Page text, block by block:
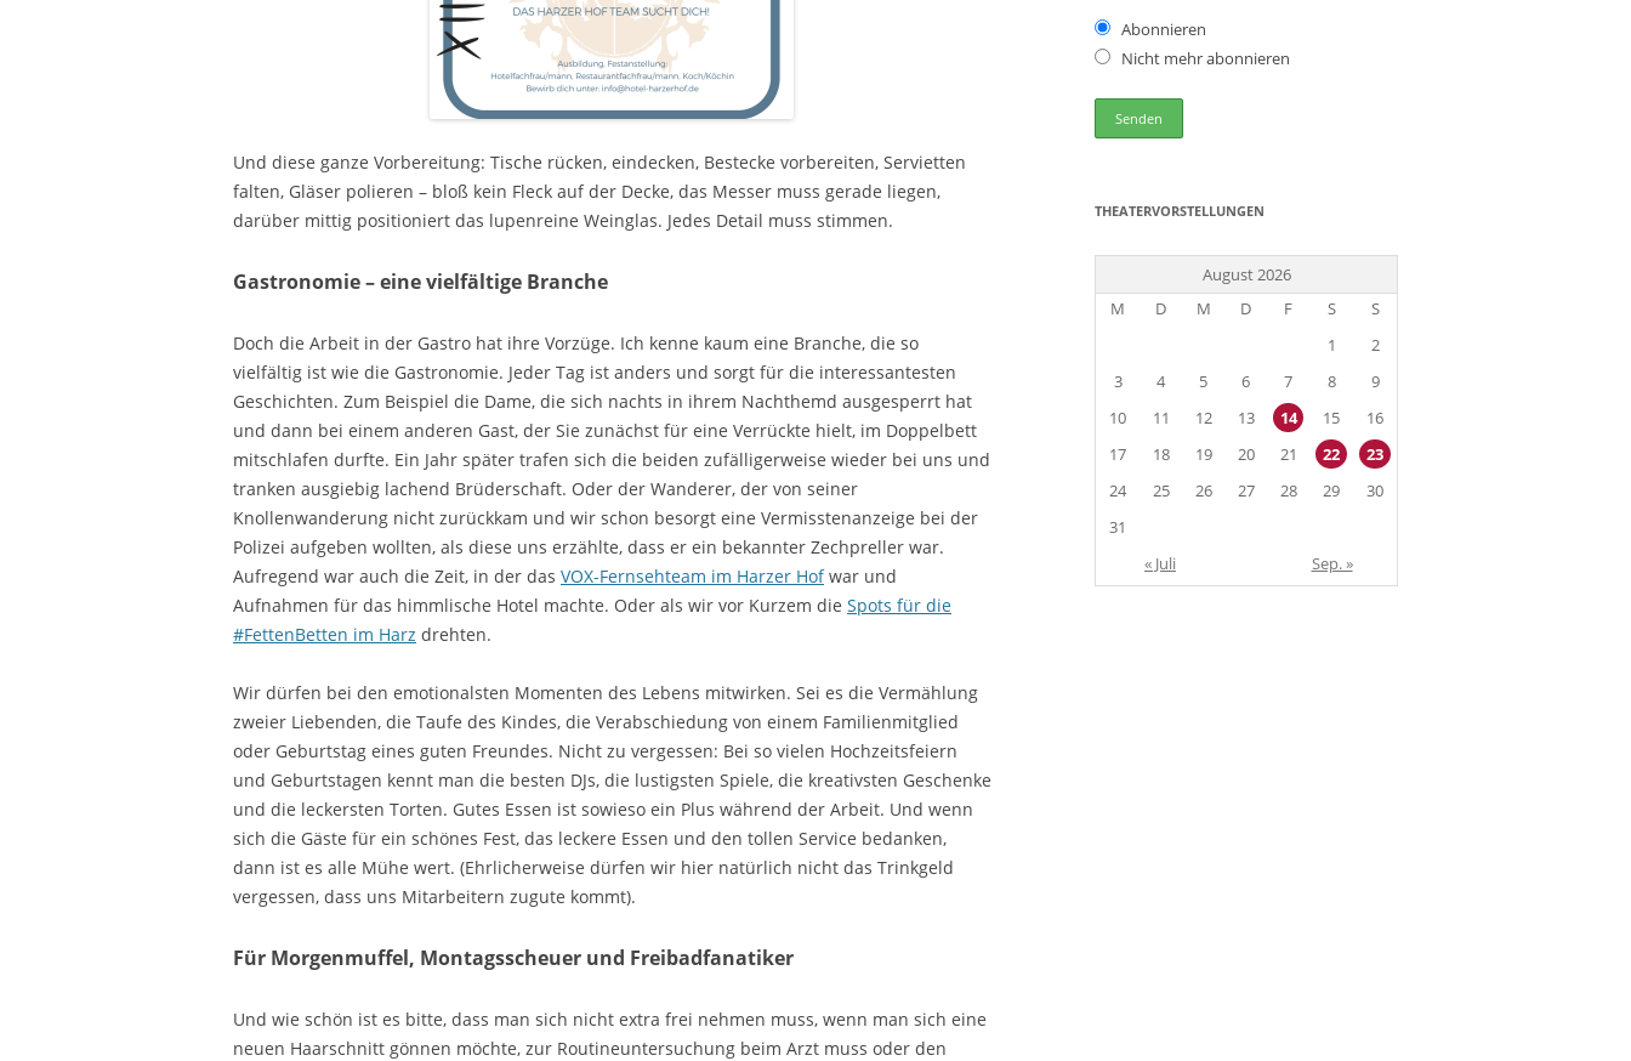
Und diese ganze Vorbereitung: Tische rücken, eindecken, Bestecke vorbereiten, Servietten
falten, Gläser polieren – bloß kein Fleck auf der Decke, das Messer muss gerade liegen,
darüber mittig positioniert das lupenreine Weinglas. Jedes Detail muss stimmen.
Gastronomie – eine vielfältige Branche
Doch die Arbeit in der Gastro hat ihre Vorzüge. Ich kenne kaum eine Branche, die so
vielfältig ist wie die Gastronomie. Jeder Tag ist anders und sorgt für die interessantesten
Geschichten. Zum Beispiel die Dame, die sich nachts in ihrem Nachthemd ausgesperrt hat
und dann bei einem anderen Gast, der Sie zunächst für eine Verrückte hielt, im Doppelbett
mitschlafen durfte. Ein Jahr später trafen sich die beiden zufälligerweise wieder bei uns und
tranken ausgiebig lachend Brüderschaft. Oder der Wanderer, der von seiner
Knollenwanderung nicht zurückkam und wir schon besorgt eine Vermisstenanzeige bei der
Polizei aufgeben wollten, als diese uns erzählte, dass er ein bekannter Zechpreller war.
Aufregend war auch die Zeit, in der das VOX-Fernsehteam im Harzer Hofwar und
Aufnahmen für das himmlische Hotel machte. Oder als wir vor Kurzem die Spots für die
#FettenBetten im Harz drehten.
Wir dürfen bei den emotionalsten Momenten des Lebens mitwirken. Sei es die Vermählung
zweier Liebenden, die Taufe des Kindes, die Verabschiedung von einem Familienmitglied
oder Geburtstag eines guten Freundes. Nicht zu vergessen: Bei so vielen Hochzeitsfeiern
und Geburtstagen kennt man die besten DJs, die lustigsten Spiele, die kreativsten Geschenke
und die leckersten Torten. Gutes Essen ist sowieso ein Plus während der Arbeit. Und wenn
sich die Gäste für ein schönes Fest, das leckere Essen und den tollen Service bedanken,
dann ist es alle Mühe wert. (Ehrlicherweise dürfen wir hier natürlich nicht das Trinkgeld
vergessen, dass uns Mitarbeitern zugute kommt).
Für Morgenmuffel, Montagsscheuer und Freibadfanatiker
Und wie schön ist es bitte, dass man sich nicht extra frei nehmen muss, wenn man sich eine
neuen Haarschnitt gönnen möchte, zur Routineuntersuchung beim Arzt muss oder den
Abonnieren
Nicht mehr abonnieren
THEATERVORSTELLUNGEN
August 2026
M
D M D F S
S
1
2
3
4 5 6 7 8
9
10
11 12 13 14 15
16
17
18 19 20 21 22
23
24
25 26 27 28 29
30
31
« Juli
Sep. »